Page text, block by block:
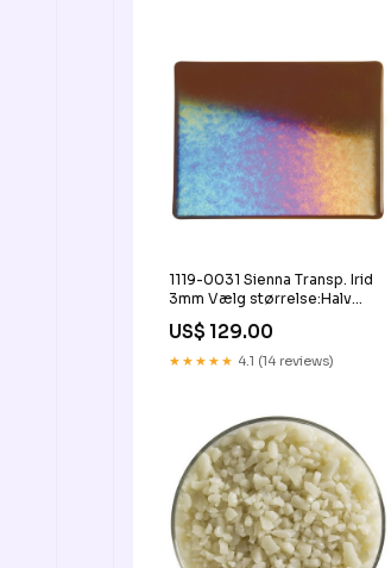
1119-0031 Sienna Transp. Irid
3mm Vælg størrelse:Halv
US$ 129.00
★★★★★ 4.1 (14 reviews)